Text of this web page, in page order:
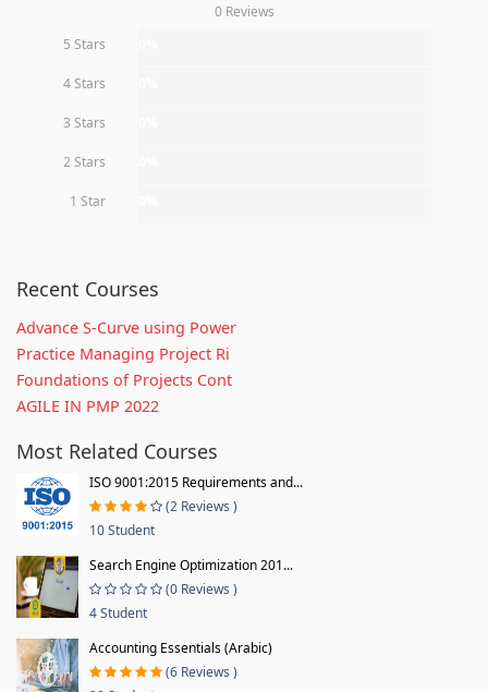
0 Reviews
5 Stars
4 Stars
3 Stars
2 Stars
1 Star
Recent Courses
Advance S-Curve using Power
Practice Managing Project Ri
Foundations of Projects Cont
AGILE IN PMP 2022
Most Related Courses
ISO 9001:2015 Requirements and...
(2 Reviews )
10 Student
Search Engine Optimization 201...
(0 Reviews )
4 Student
Accounting Essentials (Arabic)
(6 Reviews )